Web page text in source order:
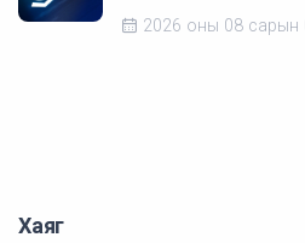
2026 оны 08 сарын
Хаяг